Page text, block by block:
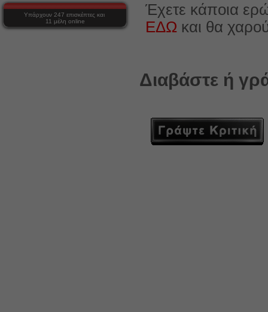
Υπάρχουν 247 επισκέπτες και
11 μέλη online
Έχετε κάποια
ΕΔΩ και θα
Διαβάστε ή